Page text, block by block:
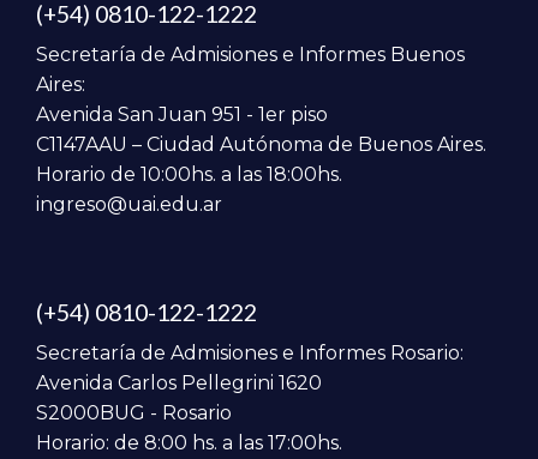
(+54) 0810-122-1222
Secretaría de Admisiones e Informes Buenos
Aires:
Avenida San Juan 951 - 1er piso
C1147AAU – Ciudad Autónoma de Buenos Aires.
Horario de 10:00hs. a las 18:00hs.
ingreso@uai.edu.ar
(+54) 0810-122-1222
Secretaría de Admisiones e Informes Rosario:
Avenida Carlos Pellegrini 1620
S2000BUG - Rosario
Horario: de 8:00 hs. a las 17:00hs.